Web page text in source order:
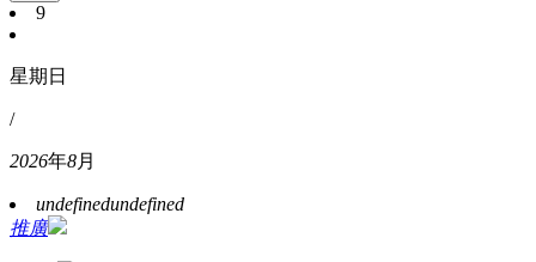
9
星期日
/
2026年8月
undefinedundefined
推廣